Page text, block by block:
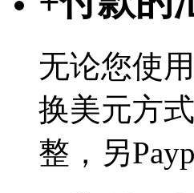
无论您使
换美元方
整，另